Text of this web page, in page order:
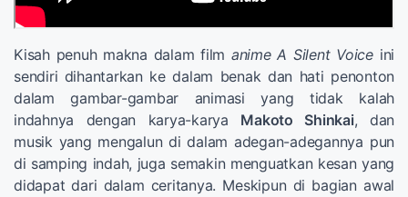
Kisah penuh makna dalam film anime A Silent Voice ini
sendiri dihantarkan ke dalam benak dan hati penonton
dalam gambar-gambar animasi yang tidak kalah
indahnya dengan karya-karya Makoto Shinkai, dan
musik yang mengalun di dalam adegan-adegannya pun
di samping indah, juga semakin menguatkan kesan yang
didapat dari dalam ceritanya. Meskipun di bagian awal